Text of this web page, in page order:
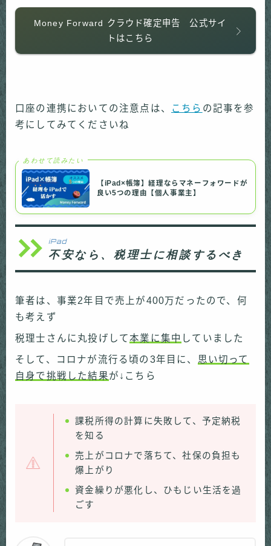
Money Forward クラウド確定申告 公式サイ
トはこちら
口座の連携においての注意点は、 こちら の記事を参
考にしてみてくださいね
あわせて読みたい
【iPad×帳簿】経理ならマネーフォワードが
良い5つの理由【個人事業主】
iPad
不安なら、税理士に相談するべき
筆者は、事業2年目で売上が400万だったので、何
も考えず
税理士さんに丸投げして本業に集中 していました
そして、コロナが流行る頃の3年目に、 思い切って
自身で挑戦した結果が↓こちら
課税所得の計算に失敗して、予定納税
を知る
売上がコロナで落ちて、社保の負担も
爆上がり
資金繰りが悪化し、ひもじい生活を過
ごす